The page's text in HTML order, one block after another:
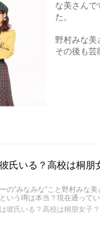
な美さんで
た。
野村みな美
その後も芸
氏いる？高校は桐朋
の”みなみな”こと野村みな
いう噂は本当？現在通って
彼氏いる？高校は桐朋女子